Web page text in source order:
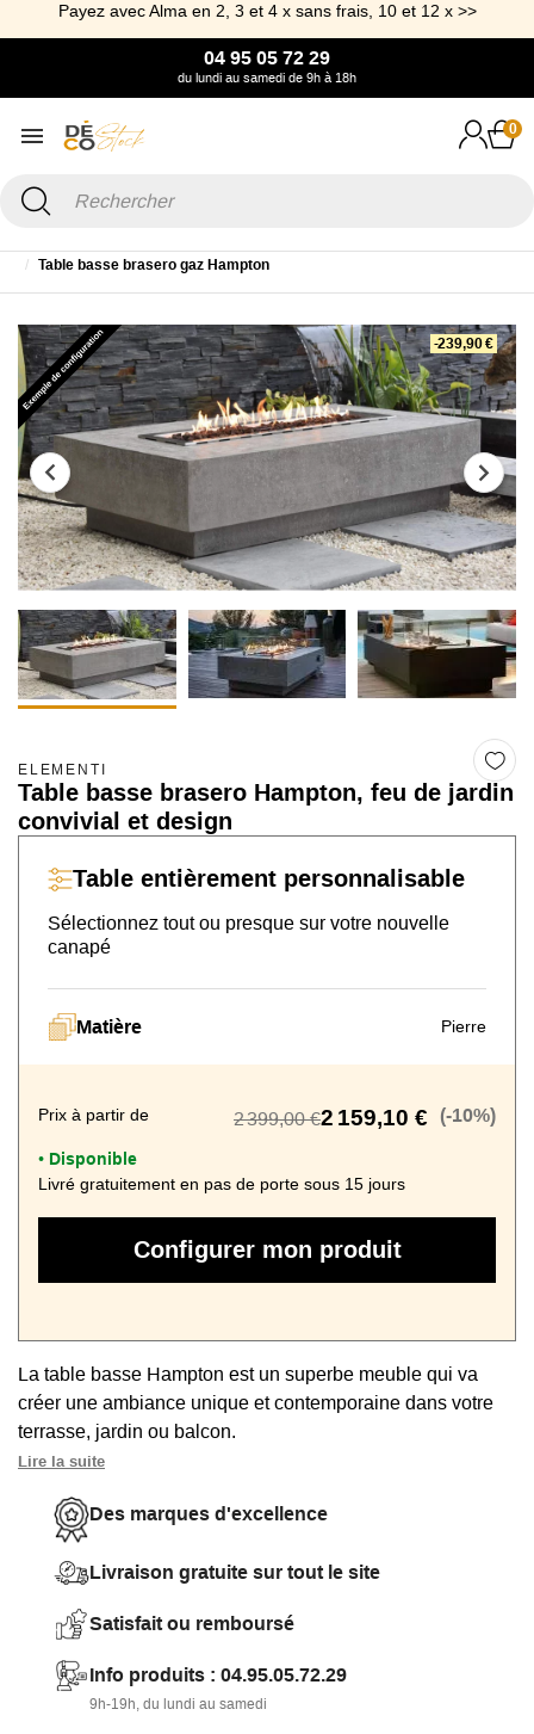
Payez avec Alma en 2, 3 et 4 x sans frais, 10 et 12 x >>
04 95 05 72 29
du lundi au samedi de 9h à 18h
0
Table basse brasero gaz Hampton
-239,90 €
ELEMENTI
Table basse brasero Hampton, feu de jardin
convivial et design
Table entièrement personnalisable
Sélectionnez tout ou presque sur votre nouvelle
canapé
Matière Pierre
Prix à partir de 2 399,00 €2 159,10 € (-10%)
• Disponible
Livré gratuitement en pas de porte sous 15 jours
Configurer mon produit
La table basse Hampton est un superbe meuble qui va
créer une ambiance unique et contemporaine dans votre
terrasse, jardin ou balcon.
Ce meuble d'extérieur, signé par la
une esthétique chic grâce à son aspect de béton ciré lisse
et son braséro central laissant s'exprimer de belles
flammes.
Très robuste avec sa matière composite mixant du ciment
et du verre.
Garantie 2 ans.
Lire la suite
Des marques d'excellence
Livraison gratuite sur tout le site
Satisfait ou remboursé
Info produits : 04.95.05.72.29
9h-19h, du lundi au samedi